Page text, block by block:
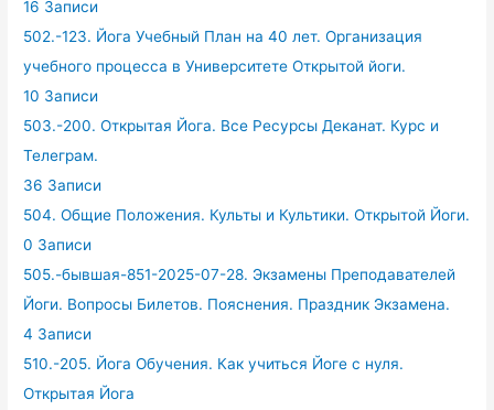
16 Записи
502.-123. Йога Учебный План на 40 лет. Организация
учебного процесса в Университете Открытой йоги.
10 Записи
503.-200. Открытая Йога. Все Ресурсы Деканат. Курс и
Телеграм.
36 Записи
504. Общие Положения. Культы и Культики. Открытой Йоги.
0 Записи
505.-бывшая-851-2025-07-28. Экзамены Преподавателей
Йоги. Вопросы Билетов. Пояснения. Праздник Экзамена.
4 Записи
510.-205. Йога Обучения. Как учиться Йоге с нуля.
Открытая Йога